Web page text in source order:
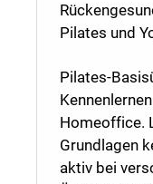
Pilates und
Pilates-
Homeoffice.
Grundlagen
aktiv bei